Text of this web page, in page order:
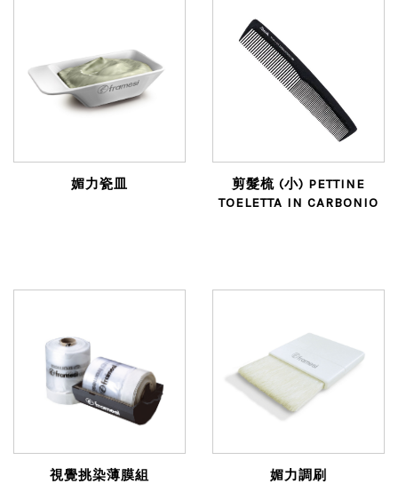
媚力瓷皿
剪髮梳 (小) PETTINE
TOELETTA IN CARBONIO
視覺挑染薄膜組
媚力調刷